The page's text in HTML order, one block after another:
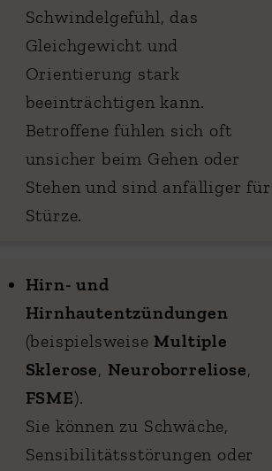
Schwindelgefühl, das
Gleichgewicht und
Orientierung stark
beeinträchtigen kann.
Betroffene fühlen sich oft
unsicher beim Gehen oder
Stehen und sind anfälliger für
Stürze.
Hirn- und
Hirnhautentzündungen
(beispielsweiseMultiple
Sklerose, Neuroborreliose,
FSME).
Sie können zu Schwäche,
Sensibilitätsstörungen oder